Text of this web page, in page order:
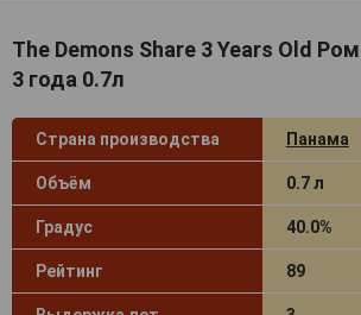
The Demons Share 3 Years Old
3 года 0.7л
Страна производства Панама
Объём 0.7 л
Градус 40.0%
Рейтинг 89